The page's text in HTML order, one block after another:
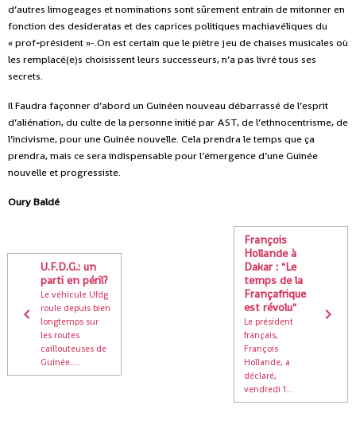
d’autres limogeages et nominations sont sûrement entrain de mitonner en
fonction des desideratas et des caprices politiques machiavéliques du
« prof-président »-.On est certain que le piètre jeu de chaises musicales où
les remplacé(e)s choisissent leurs successeurs, n’a pas livré tous ses
secrets.
Il Faudra façonner d’abord un Guinéen nouveau débarrassé de l’esprit
d’aliénation, du culte de la personne initié par AST, de l’ethnocentrisme, de
l’incivisme, pour une Guinée nouvelle. Cela prendra le temps que ça
prendra, mais ce sera indispensable pour l’émergence d’une Guinée
nouvelle et progressiste.
Oury Baldé
U.F.D.G.: un
parti en péril?
Le véhicule Ufdg
roule depuis bien
longtemps sur
les routes
caillouteuses de
Guinée....
François
Hollande à
Dakar : "Le
temps de la
Françafrique
est révolu"
Le président
français,
François
Hollande, a
déclaré,
vendredi 1...